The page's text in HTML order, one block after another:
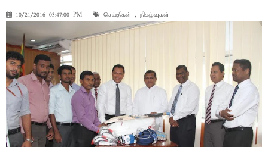
10/21/2016 03:47:00 PM செய்திகள் , நிகழ்வுகள்